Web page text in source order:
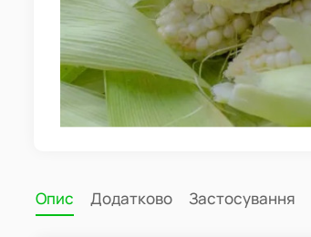
Опис Додатково Застосування